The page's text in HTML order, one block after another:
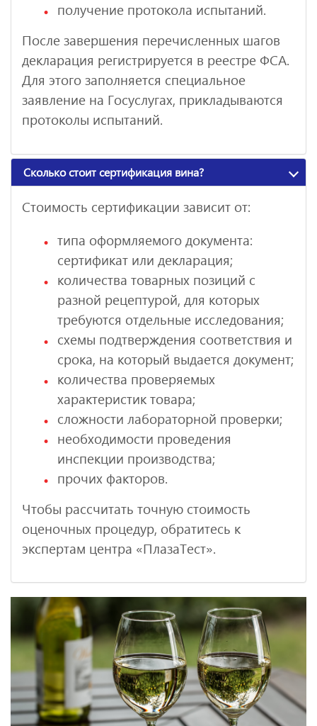
получение протокола испытаний.
После завершения перечисленных шагов
декларация регистрируется в реестре ФСА.
Для этого заполняется специальное
заявление на Госуслугах, прикладываются
протоколы испытаний.
Сколько стоит сертификация вина?
Стоимость сертификации зависит от:
типа оформляемого документа:
сертификат или декларация;
количества товарных позиций с
разной рецептурой, для которых
требуются отдельные исследования;
схемы подтверждения соответствия и
срока, на который выдается документ;
количества проверяемых
характеристик товара;
сложности лабораторной проверки;
необходимости проведения
инспекции производства;
прочих факторов.
Чтобы рассчитать точную стоимость
оценочных процедур, обратитесь к
экспертам центра «ПлазаТест».